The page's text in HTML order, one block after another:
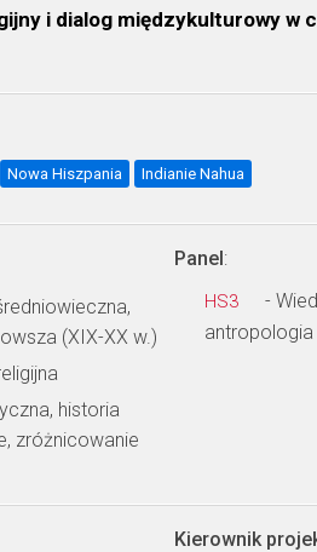
i dialog międzykulturowy
Nowa Hiszpania Indianie Nahua
(XIX-XX w.)
historia
zróżnicowanie
Panel:
HS3
-
Kierownik